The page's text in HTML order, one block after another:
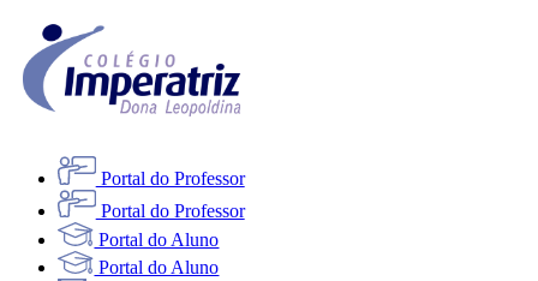
Portal do Professor
Portal do Professor
Portal do Aluno
Portal do Aluno